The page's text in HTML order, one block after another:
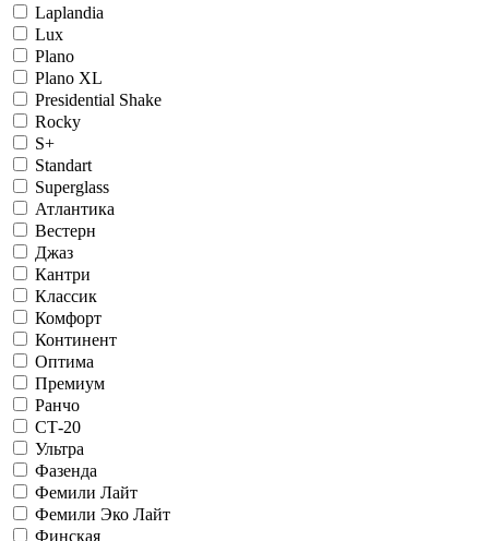
Laplandia
Lux
Plano
Plano XL
Presidential Shake
Rocky
S+
Standart
Superglass
Атлантика
Вестерн
Джаз
Кантри
Классик
Комфорт
Континент
Оптима
Премиум
Ранчо
СТ-20
Ультра
Фазенда
Фемили Лайт
Фемили Эко Лайт
Финская